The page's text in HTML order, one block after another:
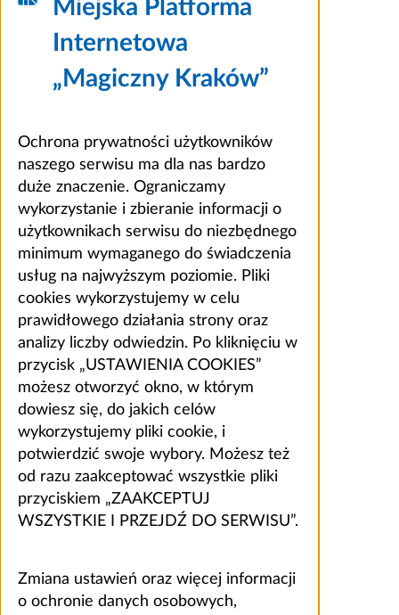
Miejska Platforma
Internetowa
„Magiczny Kraków”
Ochrona prywatności użytkowników
naszego serwisu ma dla nas bardzo
duże znaczenie. Ograniczamy
wykorzystanie i zbieranie informacji o
użytkownikach serwisu do niezbędnego
minimum wymaganego do świadczenia
usług na najwyższym poziomie. Pliki
cookies wykorzystujemy w celu
prawidłowego działania strony oraz
analizy liczby odwiedzin. Po kliknięciu w
przycisk „USTAWIENIA COOKIES”
możesz otworzyć okno, w którym
dowiesz się, do jakich celów
wykorzystujemy pliki cookie, i
potwierdzić swoje wybory. Możesz też
od razu zaakceptować wszystkie pliki
przyciskiem „ZAAKCEPTUJ
WSZYSTKIE I PRZEJDŹ DO SERWISU”.
Zmiana ustawień oraz więcej informacji
o ochronie danych osobowych,